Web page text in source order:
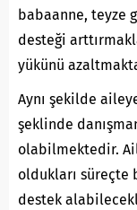
babaanne, teyze
desteği
yükünü
Aynı şekilde
şeklinde
olabilmektedir.
oldukları süreçte
destek